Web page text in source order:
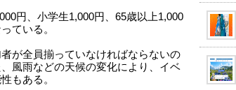
円、小学生1,000円、65歳以上1,000
ている。
が全員揃っていなければならないの
風雨などの天候の変化により、イベ
もある。